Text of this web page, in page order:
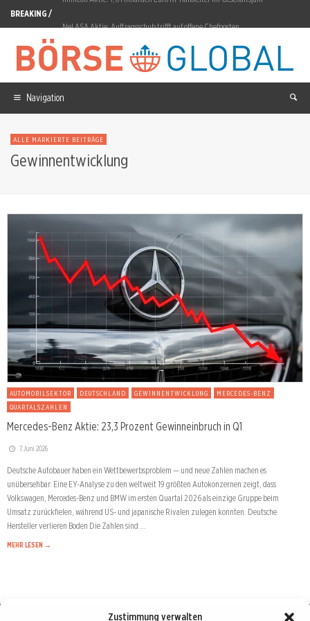
Zustimmung verwalten
BREAKING /
Gold: 7,35 Prozent in sieben Tagen
Arafura Rare Earths vor der Nolans-Bauentscheidung
Circus Aktie: RSI 19,1 signalisiert Überverkauf
IREN Aktie: 665 Millionen für Mirantis gezahlt
Xiaomi Aktie: Q1-Nettogewinn bricht um 43,1 Prozent ein
Microsoft Aktie: 19,6 Milliarden freier Cashflow trotz 175-Mrd-Investitionen
Navigation
ALLE MARKIERTE BEITRÄGE
Gewinnentwicklung
AUTOMOBILSEKTOR DEUTSCHLAND GEWINNENTWICKLUNG
MERCEDES-BENZ
QUARTALSZAHLEN
Mercedes-Benz Aktie: 23,3 Prozent Gewinneinbruch in Q1
7. Juni 2026
Deutsche Autobauer haben ein Wettbewerbsproblem — und neue Zahlen machen es
unübersehbar. Eine EY-Analyse zu den weltweit 19 größten Autokonzernen zeigt, dass
Volkswagen, Mercedes-Benz und BMW im ersten Quartal 2026 als einzige Gruppe beim
Umsatz zurückfielen, während US- und japanische Rivalen zulegen konnten. Deutsche
Hersteller verlieren Boden Die Zahlen sind …
MEHR LESEN →